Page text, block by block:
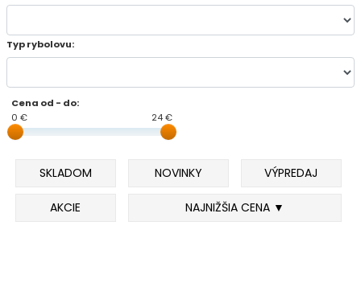
Typ rybolovu:
Cena od - do:
0 €
24 €
SKLADOM NOVINKY VÝPREDAJ
AKCIE NAJNIŽŠIA CENA ▼
SUMCOVÉ A MORSKÉ PRÚTY